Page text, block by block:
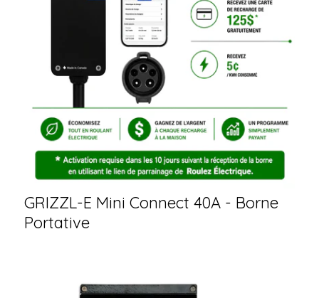
GRIZZL-E Mini Connect 40A - Borne
Portative